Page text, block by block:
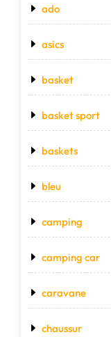
ado
asics
basket
basket sport
baskets
bleu
camping
camping car
caravane
chaussur